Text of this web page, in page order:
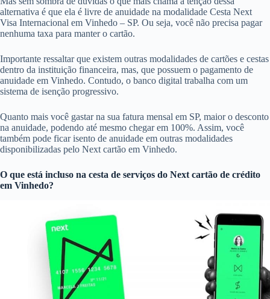
alternativa é que ela é livre de anuidade na modalidade Cesta Next
Visa Internacional em Vinhedo – SP. Ou seja, você não precisa pagar
nenhuma taxa para manter o cartão.
Importante ressaltar que existem outras modalidades de cartões e cestas
dentro da instituição financeira, mas, que possuem o pagamento de
anuidade em Vinhedo. Contudo, o banco digital trabalha com um
sistema de isenção progressivo.
Quanto mais você gastar na sua fatura mensal em SP, maior o desconto
na anuidade, podendo até mesmo chegar em 100%. Assim, você
também pode ficar isento de anuidade em outras modalidades
disponibilizadas pelo Next cartão em Vinhedo.
O que está incluso na cesta de serviços do Next cartão de crédito
em Vinhedo?